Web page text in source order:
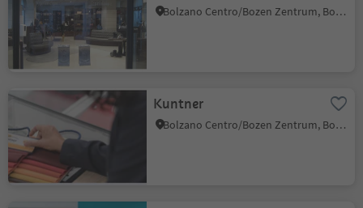
Bolzano Centro/Bozen Zentrum, Bolzano/Bozen, Bolzano/Bozen and environs
Kuntner
Bolzano Centro/Bozen Zentrum, Bolzano/Bozen, Bolzano/Bozen and environs